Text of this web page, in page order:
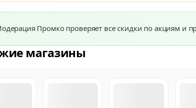
Промко проверяет все скидки по акциям и
магазины